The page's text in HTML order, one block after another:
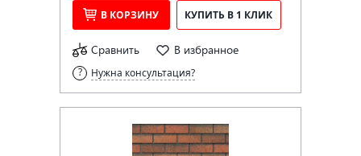
В КОРЗИНУ КУПИТЬ В 1 КЛИК
Сравнить В избранное
Нужна консультация?